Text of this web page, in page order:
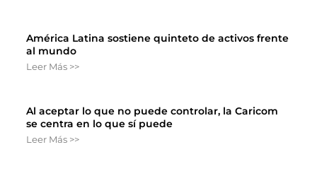
América Latina sostiene quinteto de activos frente
al mundo
Leer Más >>
Al aceptar lo que no puede controlar, la Caricom
se centra en lo que sí puede
Leer Más >>